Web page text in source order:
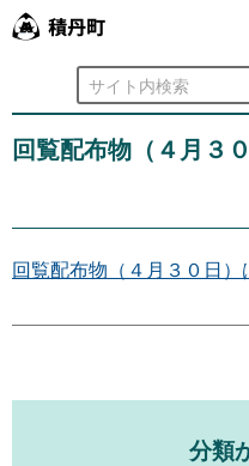
検
索
回覧配布物（４月３
回覧配布物（４月３０日）
分類